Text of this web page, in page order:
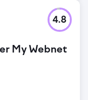
My Webnet
4.8